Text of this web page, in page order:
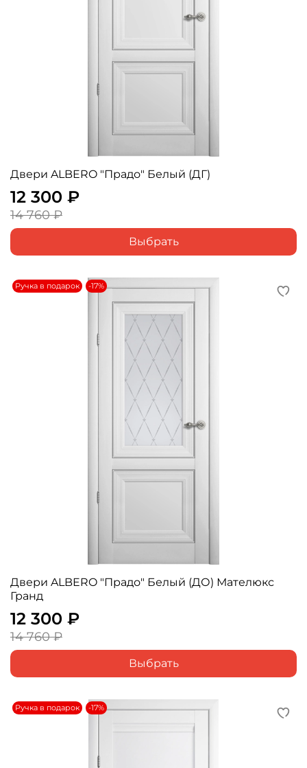
Двери ALBERO "Прадо" Белый (ДГ)
12 300 ₽
14 760 ₽
Выбрать
Ручка в подарок -17%
Двери ALBERO "Прадо" Белый (ДО) Мателюкс
Гранд
12 300 ₽
14 760 ₽
Выбрать
Ручка в подарок -17%